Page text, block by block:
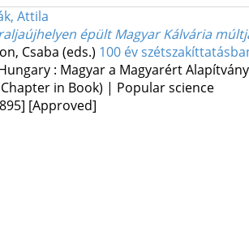
Attila
épült Magyar Kálvária
Csaba (eds.) 100 év
: Magyar a Magyarért Alapítvány
in Book) | Popular science
[Approved]